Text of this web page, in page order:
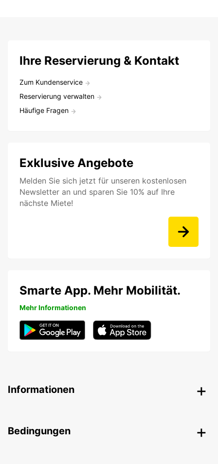
Ihre Reservierung & Kontakt
Zum Kundenservice
Reservierung verwalten
Häufige Fragen
Exklusive Angebote
Melden Sie sich jetzt für unseren kostenlosen
Newsletter an und sparen Sie 10% auf Ihre
nächste Miete!
Smarte App. Mehr Mobilität.
Mehr Informationen
Informationen
Bedingungen